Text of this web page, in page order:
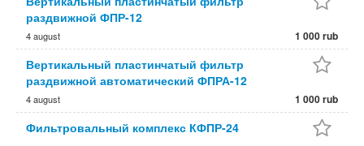
раздвижной ФПР-12
4 august 1 000 rub
Вертикальный пластинчатый фильтр
раздвижной автоматический ФПРА-12
4 august 1 000 rub
Фильтровальный комплекс КФПР-24